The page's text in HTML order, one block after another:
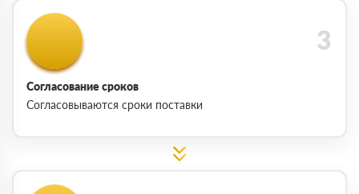
Согласование сроков
Согласовываются сроки поставки